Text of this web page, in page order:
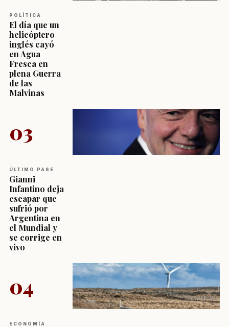
POLÍTICA
El día que un
helicóptero
inglés cayó
en Agua
Fresca en
plena Guerra
de las
Malvinas
03
ÚLTIMO PASE
Gianni
Infantino deja
escapar que
sufrió por
Argentina en
el Mundial y
se corrige en
vivo
04
ECONOMÍA